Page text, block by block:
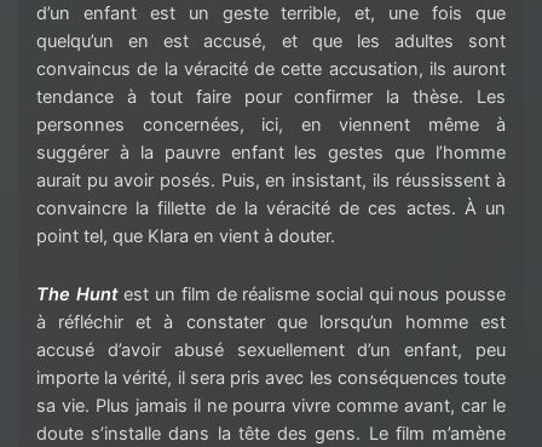
d’un enfant est un geste terrible, et, une fois que
quelqu’un en est accusé, et que les adultes sont
convaincus de la véracité de cette accusation, ils auront
tendance à tout faire pour confirmer la thèse. Les
personnes concernées, ici, en viennent même à
suggérer à la pauvre enfant les gestes que l’homme
aurait pu avoir posés. Puis, en insistant, ils réussissent à
convaincre la fillette de la véracité de ces actes. À un
point tel, que Klara en vient à douter.
The Huntest un film de réalisme social qui nous pousse
à réfléchir et à constater que lorsqu’un homme est
accusé d’avoir abusé sexuellement d’un enfant, peu
importe la vérité, il sera pris avec les conséquences toute
sa vie. Plus jamais il ne pourra vivre comme avant, car le
doute s’installe dans la tête des gens. Le film m’amène